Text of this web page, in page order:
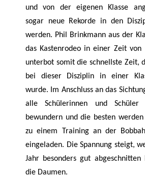
und von der eigenen Klasse
sogar neue Rekorde in den
werden. Phil Brinkmann aus der
das Kastenrodeo in einer Zeit von
unterbot somit die schnellste Zeit,
bei dieser Disziplin in einer
wurde. Im Anschluss an das
alle Schülerinnen und Schüler
bewundern und die besten
zu einem Training an der
eingeladen. Die Spannung steigt,
Jahr besonders gut
die Daumen.